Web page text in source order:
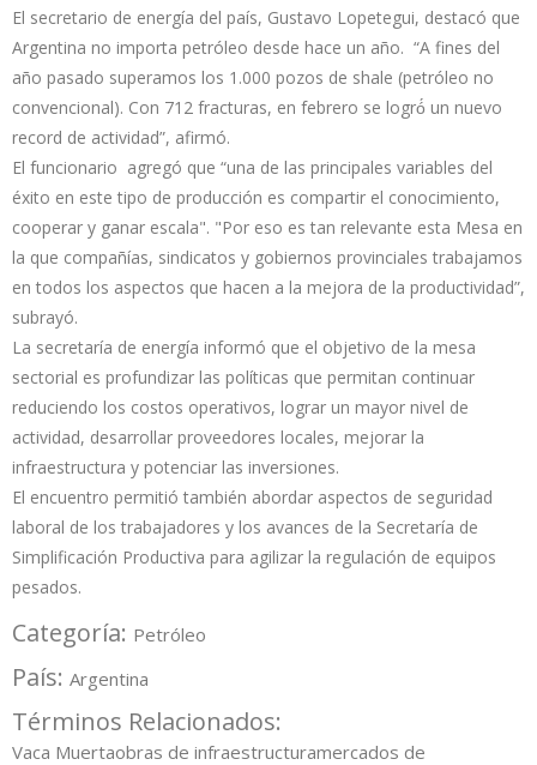
El secretario de energía del país, Gustavo Lopetegui, destacó que
Argentina no importa petróleo desde hace un año. “A fines del
año pasado superamos los 1.000 pozos de shale (petróleo no
convencional). Con 712 fracturas, en febrero se logró́ un nuevo
record de actividad”, afirmó.
El funcionario agregó que “una de las principales variables del
éxito en este tipo de producción es compartir el conocimiento,
cooperar y ganar escala". "Por eso es tan relevante esta Mesa en
la que compañías, sindicatos y gobiernos provinciales trabajamos
en todos los aspectos que hacen a la mejora de la productividad”,
subrayó.
La secretaría de energía informó que el objetivo de la mesa
sectorial es profundizar las políticas que permitan continuar
reduciendo los costos operativos, lograr un mayor nivel de
actividad, desarrollar proveedores locales, mejorar la
infraestructura y potenciar las inversiones.
El encuentro permitió también abordar aspectos de seguridad
laboral de los trabajadores y los avances de la Secretaría de
Simplificación Productiva para agilizar la regulación de equipos
pesados.
Categoría: Petróleo
País: Argentina
Términos Relacionados:
Vaca Muertaobras de infraestructuramercados de